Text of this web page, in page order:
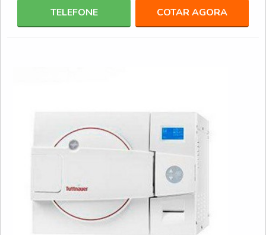
Além disso, a autoclave é um equipamento que alia diversas
vantagens, que o torna uma aquisição segura, entre elas:
Possui custo acessível; É compatível com diversos tipos de
TELEFONE COTAR AGORA